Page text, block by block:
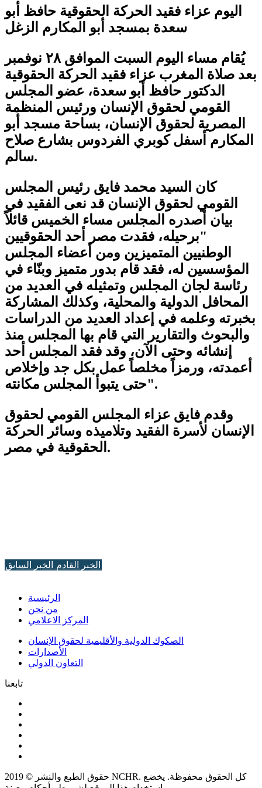
اليوم عزاء فقيد الحركة الحقوقية حافظ أبو
سعدة بمسجد أبو المكارم الزغل
يُقام مساء اليوم السبت الموافق ٢٨ نوفمبر
بعد صلاة المغرب عزاء فقيد الحركة الحقوقية
الدكتور حافظ أبو سعدة، عضو المجلس
القومي لحقوق الإنسان ورئيس المنظمة
المصرية لحقوق الإنسان، بساحة مسجد أبو
المكارم أسفل كوبري الفردوس بشارع صلاح
سالم.
كان السيد محمد فايق رئيس المجلس
القومي لحقوق الإنسان قد نعى الفقيد في
بيان أصدره المجلس مساء الخميس قائلاً
"برحيله، فقدت مصر أحد الحقوقيين
الوطنيين المتميزين ومن أعضاء المجلس
المؤسسين له، فقد قام بدور متميز وبنّاء في
رئاسة لجان المجلس وتمثيله في العديد من
المحافل الدولية والمحلية، وكذلك المشاركة
بخبرته وعلمه في إعداد العديد من الدراسات
والبحوث والتقارير التي قام بها المجلس منذ
إنشائه وحتى الآن، وقد فقد المجلس أحد
أعمدته، ورمزاً مخلصاً عمل بكل جد وإخلاص
حتى يتبوأ المجلس مكانته".
وقدم فايق عزاء المجلس القومي لحقوق
الإنسان لأسرة الفقيد وتلاميذه وسائر الحركة
الحقوقية في مصر.
الخبر القادم الخبر السابق
الرئيسية
من نحن
المركز الاعلامي
الصكوك الدولية والأقليمية لحقوق الإنسان
الأصدارات
التعاون الدولي
تابعنا
حقوق الطبع والنشر © 2019 NCHR. كل الحقوق محفوظة. يخضع